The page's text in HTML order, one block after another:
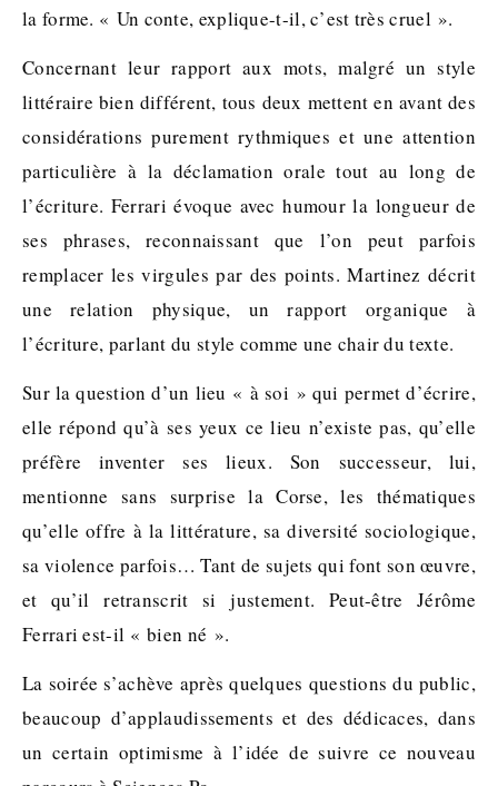
la forme. « Un conte, explique-t-il, c’est très cruel ».
Concernant leur rapport aux mots, malgré un style
littéraire bien différent, tous deux mettent en avant des
considérations purement rythmiques et une attention
particulière à la déclamation orale tout au long de
l’écriture. Ferrari évoque avec humour la longueur de
ses phrases, reconnaissant que l’on peut parfois
remplacer les virgules par des points. Martinez décrit
une relation physique, un rapport organique à
l’écriture, parlant du style comme une chair du texte.
Sur la question d’un lieu « à soi » qui permet d’écrire,
elle répond qu’à ses yeux ce lieu n’existe pas, qu’elle
préfère inventer ses lieux. Son successeur, lui,
mentionne sans surprise la Corse, les thématiques
qu’elle offre à la littérature, sa diversité sociologique,
sa violence parfois… Tant de sujets qui font son œuvre,
et qu’il retranscrit si justement. Peut-être Jérôme
Ferrari est-il « bien né ».
La soirée s’achève après quelques questions du public,
beaucoup d’applaudissements et des dédicaces, dans
un certain optimisme à l’idée de suivre ce nouveau